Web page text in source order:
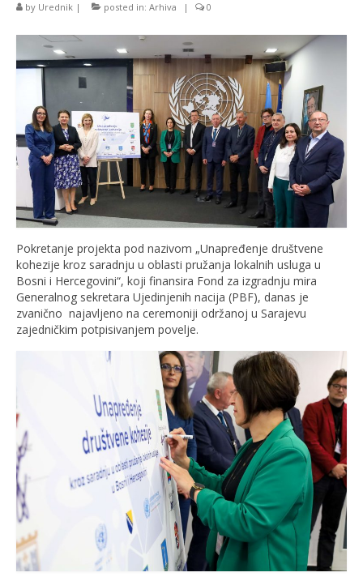
by Urednik | posted in: Arhiva | 0
Pokretanje projekta pod nazivom „Unapređenje društvene
kohezije kroz saradnju u oblasti pružanja lokalnih usluga u
Bosni i Hercegovini“, koji finansira Fond za izgradnju mira
Generalnog sekretara Ujedinjenih nacija (PBF), danas je
zvanično najavljeno na ceremoniji održanoj u Sarajevu
zajedničkim potpisivanjem povelje.